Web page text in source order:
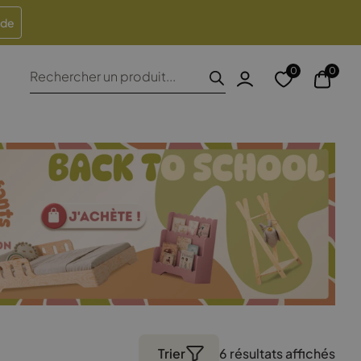
Recherche
de
produits
0 0
Trier 6 résultats affichés